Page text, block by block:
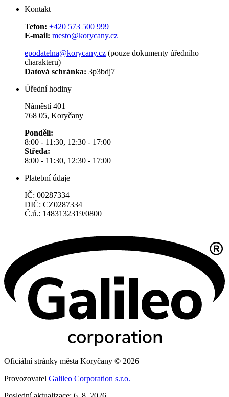
Kontakt
Tefon: +420 573 500 999
E-mail: mesto@korycany.cz
epodatelna@korycany.cz (pouze dokumenty úředního
charakteru)
Datová schránka: 3p3bdj7
Úřední hodiny
Náměstí 401
768 05, Koryčany
Pondělí:
8:00 - 11:30, 12:30 - 17:00
Středa:
8:00 - 11:30, 12:30 - 17:00
Platební údaje
IČ: 00287334
DIČ: CZ0287334
Č.ú.: 1483132319/0800
Oficiální stránky města Koryčany © 2026
Provozovatel Galileo Corporation s.r.o.